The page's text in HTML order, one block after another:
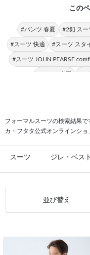
この
#パンツ 春夏 #2釦 スー
#スーツ 快適 #スーツ スタ
#スーツ JOHN PEARSE
#スーツ 春夏 #
フォーマルスーツの検索結果
カ・フタタ公式オンラインショ
スーツ ジレ・ベスト
並び替え